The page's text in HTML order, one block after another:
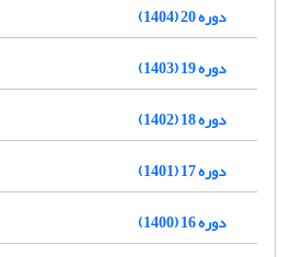
دوره 20 (1404)
دوره 19 (1403)
دوره 18 (1402)
دوره 17 (1401)
دوره 16 (1400)